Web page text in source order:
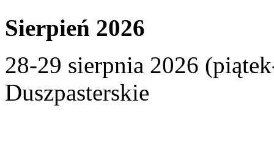
Sierpień 2026
28-29 sierpnia 2026
Duszpasterskie